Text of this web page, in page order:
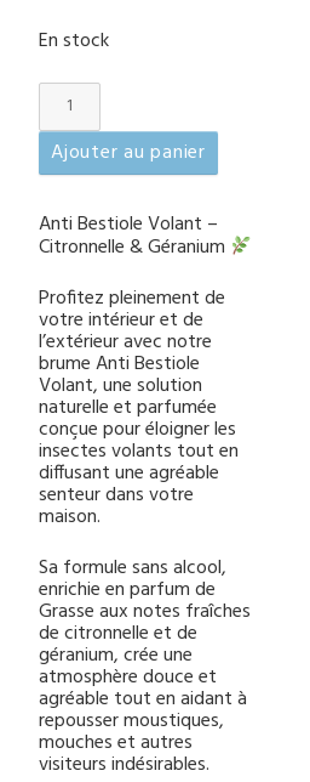
En stock
quantité
de
spray
anti-
Ajouter au panier
Anti Bestiole Volant –
Citronnelle & Géranium
Profitez pleinement de
votre intérieur et de
l’extérieur avec notre
brume Anti Bestiole
Volant, une solution
naturelle et parfumée
conçue pour éloigner les
insectes volants tout en
diffusant une agréable
senteur dans votre
maison.
Sa formule sans alcool,
enrichie en parfum de
Grasse aux notes fraîches
de citronnelle et de
géranium, crée une
atmosphère douce et
agréable tout en aidant à
repousser moustiques,
mouches et autres
visiteurs indésirables.